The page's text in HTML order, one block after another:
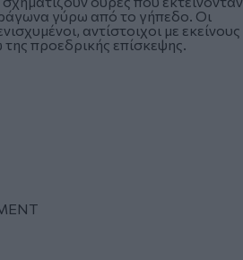
γύρω από το γήπεδο. Οι
αντίστοιχοι με εκείνους
προεδρικής επίσκεψης.